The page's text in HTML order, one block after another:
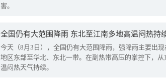
害。
全国仍有大范围降雨 东北至江南多地高温闷热持
今天（8月3日），全国仍有大范围降雨，强降雨主要出
地区东部至华北、东北一带。在副热带高压的掌控下，从
温闷热天气持续。